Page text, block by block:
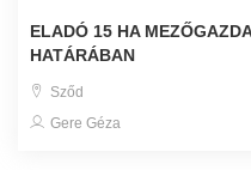
ELADÓ 15 HA
HATÁRÁBAN
Sződ
Gere Géza